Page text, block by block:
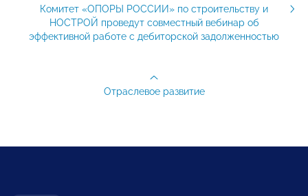
Комитет «ОПОРЫ РОССИИ» по строительству и
НОСТРОЙ проведут совместный вебинар об
эффективной работе с дебиторской задолженностью
Отраслевое развитие